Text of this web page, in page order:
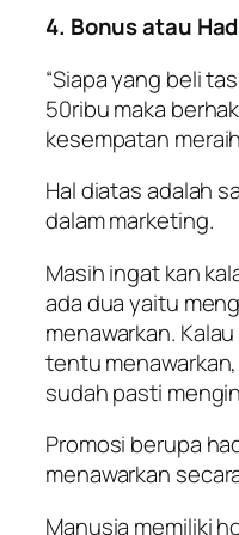
4. Bonus atau
“Siapa yang beli
50ribu maka
kesempatan
Hal diatas adalah
dalammarketing.
Masih ingat kan
ada dua yaitu
menawarkan.
tentu
sudah pasti
Promosi berupa
menawarkan
Manusia memiliki